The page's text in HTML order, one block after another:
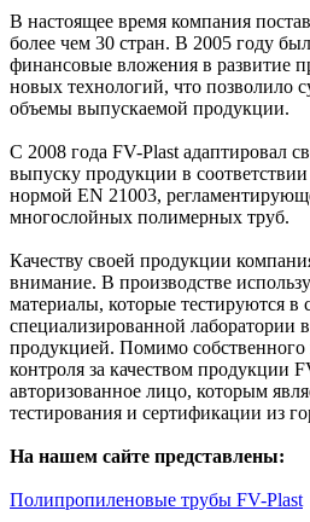
В настоящее время компания
более чем 30 стран. В 2005 году
финансовые вложения в развитие
новых технологий, что позволило
объемы выпускаемой продукции.
С 2008 года FV-Plast адаптировал
выпуску продукции в
нормой EN 21003,
многослойных полимерных труб.
Качеству своей продукции
внимание. В производстве
материалы, которые тестируются в
специализированной лаборатории
продукцией. Помимо собственного
контроля за качеством продукции
авторизованное лицо, которым
тестирования и сертификации из
На нашем сайте представлены:
Полипропиленовые трубы FV-Plast